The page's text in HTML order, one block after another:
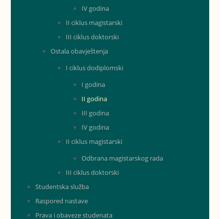
IV godina
II ciklus magistarski
III ciklus doktorski
Ostala obavještenja
I ciklus dodiplomski
I godina
II godina
III godina
IV godina
II ciklus magistarski
Odbrana magistarskog rada
III ciklus doktorski
Studentska služba
Raspored nastave
Prava i obaveze studenata